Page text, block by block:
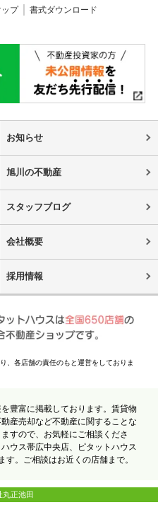
プ 書式ダウンロード
お知らせ
旭川の不動産
スタッフブログ
会社概要
採用情報
、各店舗の責任のもと運営をしておりま
豊富に掲載しております。賃貸物
産売却など不動産に関することな
すので、お気軽にご相談くださ
ウス帯広中央店、ピタットハウス
。ご相談はお近くの店舗まで。
丸正池田